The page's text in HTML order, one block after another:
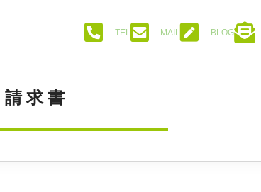
TEL MAIL BLOG
請求書